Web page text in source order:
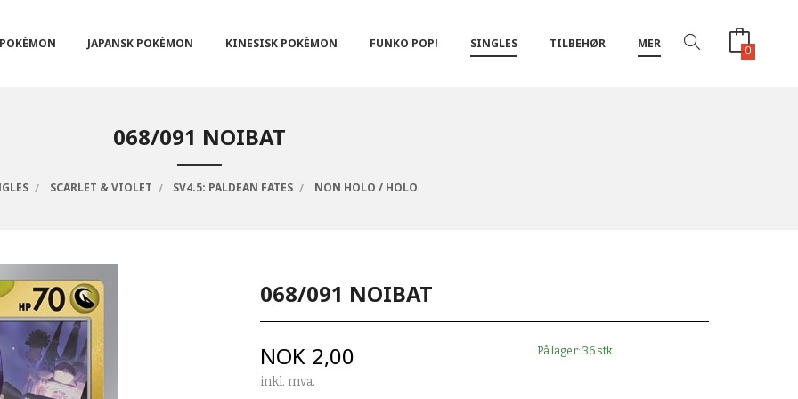
POKÉMON JAPANSK POKÉMON KINESISK POKÉMON FUNKO POP! SINGLES TILBEHØR MER 0
068/091 NOIBAT
SCARLET & VIOLET SV4.5: PALDEAN FATES NON HOLO / HOLO
068/091 NOIBAT
Pris
NOK 2,00
inkl. mva.
På lager: 36 stk.